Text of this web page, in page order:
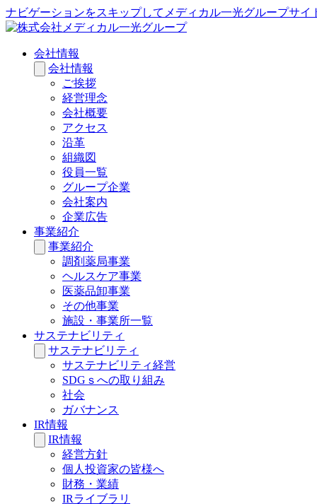
ナビゲーションをスキップしてメディカル一光グループサイ
会社情報
会社情報
ご挨拶
経営理念
会社概要
アクセス
沿革
組織図
役員一覧
グループ企業
会社案内
企業広告
事業紹介
事業紹介
調剤薬局事業
ヘルスケア事業
医薬品卸事業
その他事業
施設・事業所一覧
サステナビリティ
サステナビリティ
サステナビリティ経営
SDGｓへの取り組み
社会
ガバナンス
IR情報
IR情報
経営方針
個人投資家の皆様へ
財務・業績
IRライブラリ